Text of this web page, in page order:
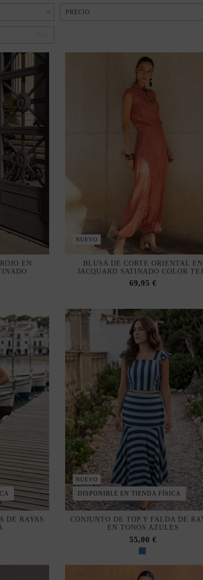
PRECIO
EN
NUEVO
BLUSA DE CORTE ORIENTAL EN
JACQUARD SATINADO COLOR
69,95 €
DE RAYAS
NUEVO
DISPONIBLE EN TIENDA FÍSICA
CONJUNTO DE TOP Y FALDA DE
EN TONOS AZULES
55,00 €